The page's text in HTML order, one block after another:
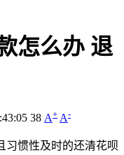
怎么办 退
38 A+ A-
习惯性及时的还清花呗